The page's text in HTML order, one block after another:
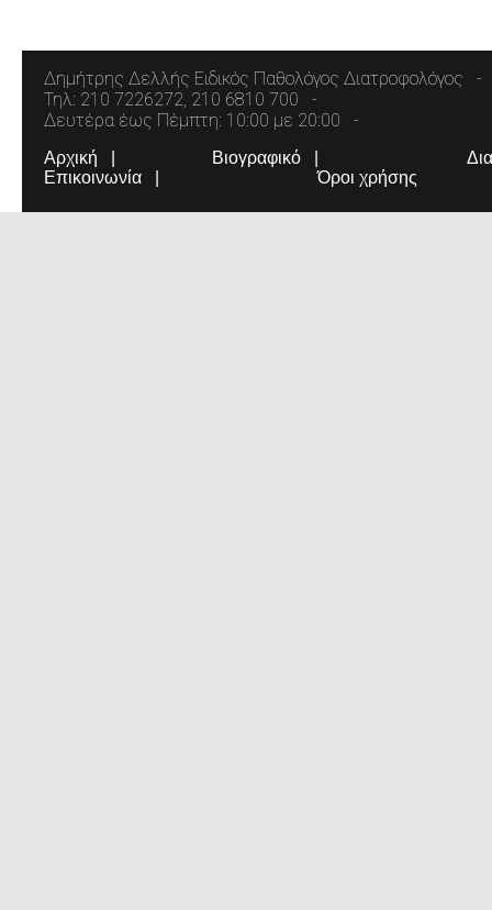
Δημήτρης Δελλής Ειδικός Παθολόγος Διατροφολόγος
Τηλ: 210 7226272, 210 6810 700
Δευτέρα έως Πέμπτη: 10:00 με 20:00
Αρχική Βιογραφικό
Επικοινωνία
Όροι χρήσης